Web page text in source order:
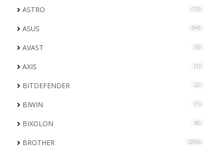
ASTRO (13)
ASUS (94)
AVAST (6)
AXIS (1)
BITDEFENDER (2)
BIWIN (1)
BIXOLON (8)
BROTHER (206)